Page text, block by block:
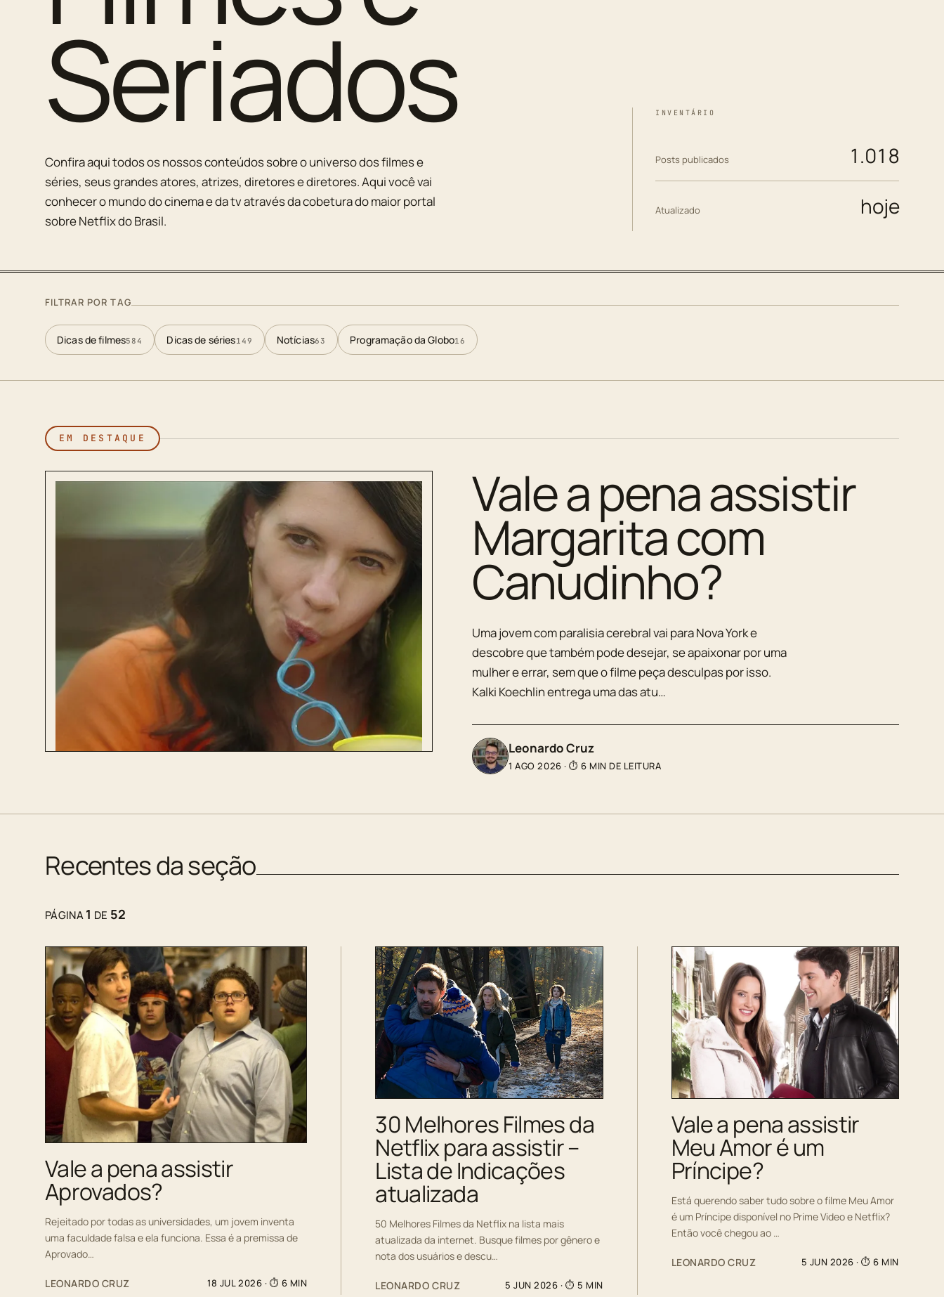
Seriados
Confira aqui todos os nossos conteúdos sobre o universo dos filmes e
séries, seus grandes atores, atrizes, diretores e diretores. Aqui você vai
conhecer o mundo do cinema e da tv através da cobetura do maior portal
sobre Netflix do Brasil.
INVENTÁRIO
Posts publicados 1.018
Atualizado hoje
FILTRAR POR TAG
Dicas de filmes584 Dicas de séries149 Notícias63 Programação da Globo16
EM DESTAQUE
Vale a pena assistir
Margarita com
Canudinho?
Uma jovem com paralisia cerebral vai para Nova York e
descobre que também pode desejar, se apaixonar por uma
mulher e errar, sem que o filme peça desculpas por isso.
Kalki Koechlin entrega uma das atu…
Leonardo Cruz
1 AGO 2026 ·⏱ 6 MIN DE LEITURA
Recentes da seção
PÁGINA1 DE 52
Vale a pena assistir
Aprovados?
Rejeitado por todas as universidades, um jovem inventa
uma faculdade falsa e ela funciona. Essa é a premissa de
Aprovado…
LEONARDO CRUZ 18 JUL 2026 · ⏱ 6 MIN
30 Melhores Filmes da
Netflix para assistir –
Lista de Indicações
atualizada
50 Melhores Filmes da Netflix na lista mais
atualizada da internet. Busque filmes por gênero e
nota dos usuários e descu…
LEONARDO CRUZ 5 JUN 2026 · ⏱ 5 MIN
Vale a pena assistir
Meu Amor é um
Príncipe?
Está querendo saber tudo sobre o filme Meu Amor
é um Príncipe disponível no Prime Video e Netflix?
Então você chegou ao …
LEONARDO CRUZ 5 JUN 2026 · ⏱ 6 MIN